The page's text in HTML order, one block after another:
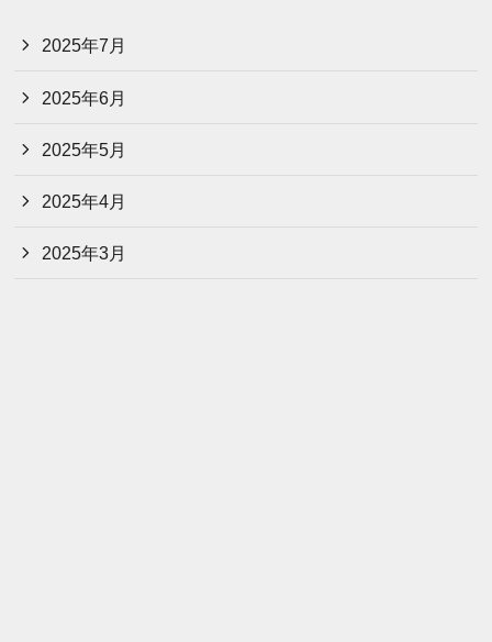
2025年7月
2025年6月
2025年5月
2025年4月
2025年3月